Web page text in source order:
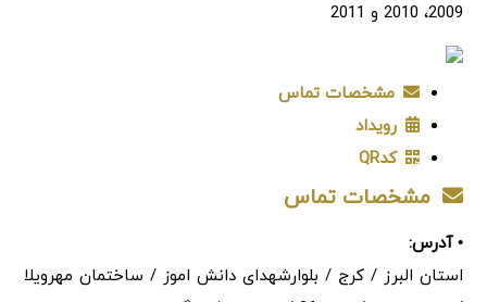
2009، 2010 و 2011
مشخصات تماس
رویداد
کدQR
مشخصات تماس
• آدرس:
استان البرز / کرج / بلوارشهدای دانش اموز / ساختمان مهرویلا